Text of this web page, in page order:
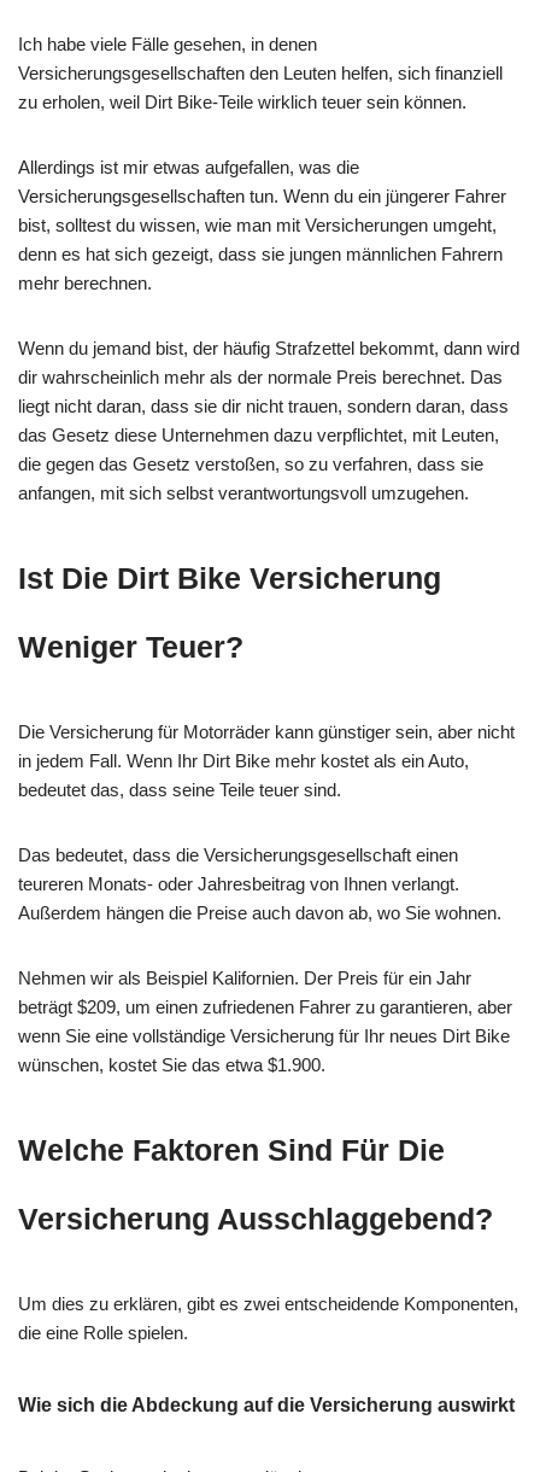
Ich habe viele Fälle gesehen, in denen
Versicherungsgesellschaften den Leuten helfen, sich finanziell
zu erholen, weil Dirt Bike-Teile wirklich teuer sein können.
Allerdings ist mir etwas aufgefallen, was die
Versicherungsgesellschaften tun. Wenn du ein jüngerer Fahrer
bist, solltest du wissen, wie man mit Versicherungen umgeht,
denn es hat sich gezeigt, dass sie jungen männlichen Fahrern
mehr berechnen.
Wenn du jemand bist, der häufig Strafzettel bekommt, dann wird
dir wahrscheinlich mehr als der normale Preis berechnet. Das
liegt nicht daran, dass sie dir nicht trauen, sondern daran, dass
das Gesetz diese Unternehmen dazu verpflichtet, mit Leuten,
die gegen das Gesetz verstoßen, so zu verfahren, dass sie
anfangen, mit sich selbst verantwortungsvoll umzugehen.
Ist Die Dirt Bike Versicherung
Weniger Teuer?
Die Versicherung für Motorräder kann günstiger sein, aber nicht
in jedem Fall. Wenn Ihr Dirt Bike mehr kostet als ein Auto,
bedeutet das, dass seine Teile teuer sind.
Das bedeutet, dass die Versicherungsgesellschaft einen
teureren Monats- oder Jahresbeitrag von Ihnen verlangt.
Außerdem hängen die Preise auch davon ab, wo Sie wohnen.
Nehmen wir als Beispiel Kalifornien. Der Preis für ein Jahr
beträgt $209, um einen zufriedenen Fahrer zu garantieren, aber
wenn Sie eine vollständige Versicherung für Ihr neues Dirt Bike
wünschen, kostet Sie das etwa $1.900.
Welche Faktoren Sind Für Die
Versicherung Ausschlaggebend?
Um dies zu erklären, gibt es zwei entscheidende Komponenten,
die eine Rolle spielen.
Wie sich die Abdeckung auf die Versicherung auswirkt